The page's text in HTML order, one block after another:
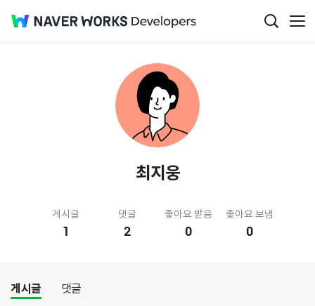
최지웅
게시글
1
댓글
2
좋아요 받음
0
좋아요 보냄
0
게시글 댓글